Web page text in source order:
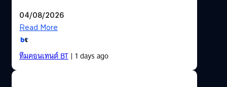
04/08/2026
Read More
ทีมคอนเทนต์ BT| 1 days ago